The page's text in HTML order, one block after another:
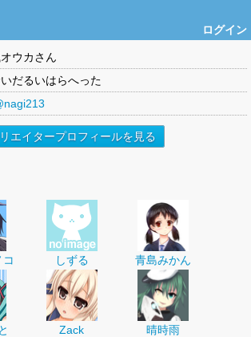
ログイン
ウカさん
だるいはらへった
エイタープロフィールを見る
しずる 青島みかん
Zack 晴時雨